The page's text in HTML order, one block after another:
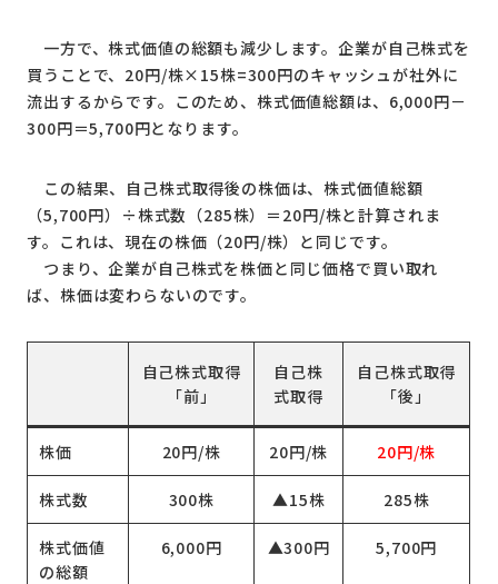
一方で、株式価値の総額も減少します。企業が自己株式を
買うことで、20円/株×15株=300円のキャッシュが社外に
流出するからです。このため、株式価値総額は、6,000円－
300円＝5,700円となります。
この結果、自己株式取得後の株価は、株式価値総額
（5,700円）÷株式数（285株）＝20円/株と計算されま
す。これは、現在の株価（20円/株）と同じです。
つまり、企業が自己株式を株価と同じ価格で買い取れ
ば、株価は変わらないのです。
自己株式取得
「前」
自己株
式取得
自己株式取得
「後」
株価 20円/株 20円/株 20円/株
株式数 300株 ▲15株 285株
株式価値
の総額
6,000円 ▲300円 5,700円